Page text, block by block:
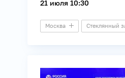
21 июля 10:30
Москва Стеклянный